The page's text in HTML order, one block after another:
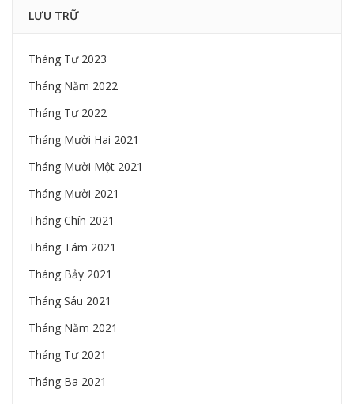
LƯU TRỮ
Tháng Tư 2023
Tháng Năm 2022
Tháng Tư 2022
Tháng Mười Hai 2021
Tháng Mười Một 2021
Tháng Mười 2021
Tháng Chín 2021
Tháng Tám 2021
Tháng Bảy 2021
Tháng Sáu 2021
Tháng Năm 2021
Tháng Tư 2021
Tháng Ba 2021